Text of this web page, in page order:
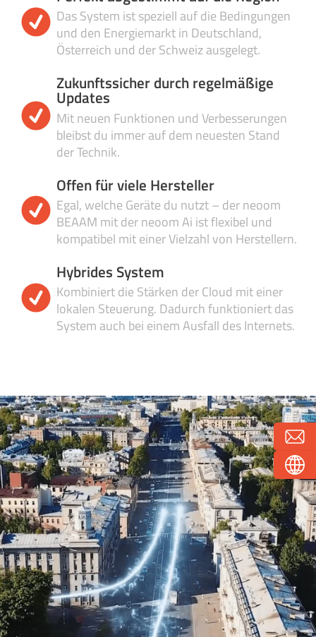
Das System ist speziell auf die Bedingungen
und den Energiemarkt in Deutschland,
Österreich und der Schweiz ausgelegt.
Zukunftssicher durch regelmäßige
Updates
Mit neuen Funktionen und Verbesserungen
bleibst du immer auf dem neuesten Stand
der Technik.
Offen für viele Hersteller
Egal, welche Geräte du nutzt – der neoom
BEAAM mit der neoom Ai ist flexibel und
kompatibel mit einer Vielzahl von Herstellern.
Hybrides System
Kombiniert die Stärken der Cloud mit einer
lokalen Steuerung. Dadurch funktioniert das
System auch bei einem Ausfall des Internets.